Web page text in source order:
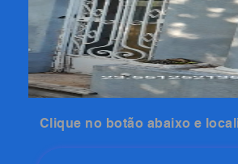
Clique no botão abaixo e